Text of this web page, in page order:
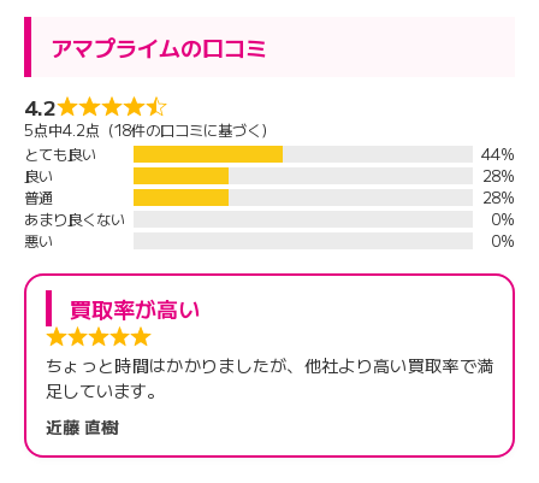
アマプライムの口コミ
4.2
5点中4.2点（18件の口コミに基づく）
とても良い
44%
良い
28%
普通
28%
あまり良くない
0%
悪い
0%
買取率が高い
ちょっと時間はかかりましたが、他社より高い買取率で満
足しています。
近藤 直樹